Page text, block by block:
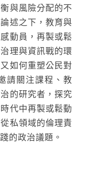
與風險分配的不
述之下，教育與
動員，再製或鬆
理與資訊戰的環
如何重塑公民對
請關注課程、教
的研究者，探究
代中再製或鬆動
私領域的倫理責
的政治議題。